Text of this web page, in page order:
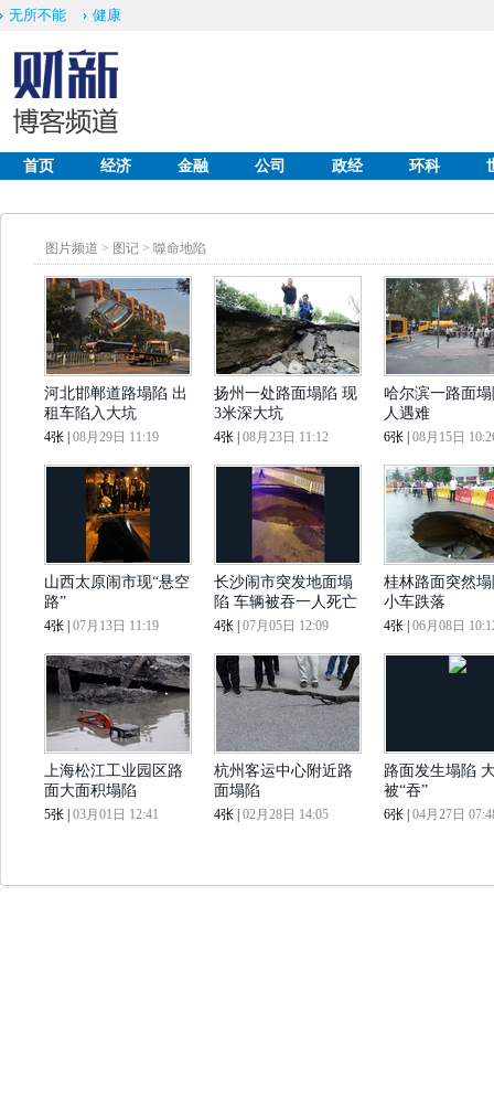
无所不能 健康
首页 经济 金融 公司 政经 环科
图片频道 > 图记 > 噬命地陷
河北邯郸道路塌陷 出
租车陷入大坑
4张 08月29日 11:19
扬州一处路面塌陷 现
3米深大坑
4张 08月23日 11:12
哈尔滨一路面
人遇难
6张 08月15日
山西太原闹市现“悬空
路”
4张 07月13日 11:19
长沙闹市突发地面塌
陷 车辆被吞一人死亡
4张 07月05日 12:09
桂林路面突然
小车跌落
4张 06月08日
上海松江工业园区路
面大面积塌陷
5张 03月01日 12:41
杭州客运中心附近路
面塌陷
4张 02月28日 14:05
路面发生塌陷
被“吞”
6张 04月27日